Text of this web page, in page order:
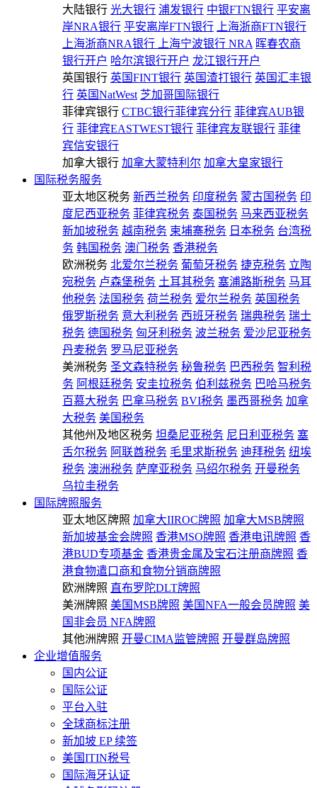
大陆银行 光大银行 浦发银行 中银FTN银行 平安离
岸NRA银行 平安离岸FTN银行
上海浙商FTN银行
上海浙商NRA银行
上海宁波银行 NRA 晖春农商
银行开户 哈尔滨银行开户 龙江银行开户
英国银行 英国FINT银行 英国渣打银行 英国汇丰银
行 英国NatWest 芝加哥国际银行
菲律宾银行 CTBC银行菲律宾分行 菲律宾AUB银
行 菲律宾EASTWEST银行 菲律宾友联银行 菲律
宾信安银行
加拿大银行 加拿大蒙特利尔 加拿大皇家银行
国际税务服务
亚太地区税务 新西兰税务 印度税务 蒙古国税务 印
度尼西亚税务 菲律宾税务 泰国税务 马来西亚税务
新加坡税务 越南税务 柬埔寨税务 日本税务 台湾税
务 韩国税务 澳门税务 香港税务
欧洲税务 北爱尔兰税务 葡萄牙税务 捷克税务 立陶
宛税务 卢森堡税务 土耳其税务 塞浦路斯税务 马耳
他税务 法国税务 荷兰税务 爱尔兰税务 英国税务
俄罗斯税务 意大利税务 西班牙税务 瑞典税务 瑞士
税务 德国税务 匈牙利税务 波兰税务 爱沙尼亚税务
丹麦税务 罗马尼亚税务
美洲税务 圣文森特税务 秘鲁税务 巴西税务 智利税
务 阿根廷税务 安圭拉税务 伯利兹税务 巴哈马税务
百慕大税务 巴拿马税务 BVI税务 墨西哥税务 加拿
大税务 美国税务
其他州及地区税务 坦桑尼亚税务 尼日利亚税务 塞
舌尔税务 阿联酋税务 毛里求斯税务 迪拜税务 纽埃
税务 澳洲税务 萨摩亚税务 马绍尔税务 开曼税务
乌拉圭税务
国际牌照服务
亚太地区牌照 加拿大IIROC牌照 加拿大MSB牌照
新加坡基金会牌照 香港MSO牌照 香港电讯牌照 香
港BUD专项基金 香港贵金属及宝石注册商牌照 香
港食物遣口商和食物分销商牌照
欧洲牌照 直布罗陀DLT牌照
美洲牌照 美国MSB牌照 美国NFA一般会员牌照 美
国非会员 NFA牌照
其他洲牌照 开曼CIMA监管牌照 开曼群岛牌照
企业增值服务
国内公证
国际公证
平台入驻
全球商标注册
新加坡 EP 续签
美国ITIN税号
国际海牙认证